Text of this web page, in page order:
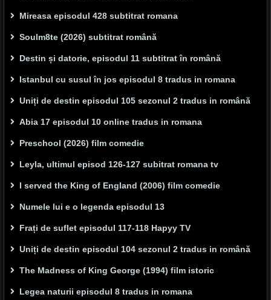
Mireasa episodul 428 subtitrat romana
Soulm8te (2026) subtitrat română
Destin și datorie, episodul 11 subtitrat în română
Istanbul cu susul în jos episodul 8 tradus in romana
Uniți de destin episodul 105 sezonul 2 tradus in română
Abia 17 episodul 10 online tradus in romana
Preschool (2026) film comedie
Leyla, ultimul episod 126-127 subitrat romana tv
I served the King of England (2006) film comedie
Numele lui e o legenda episodul 13
Frați de suflet episodul 117-118 Hapyy TV
Uniți de destin episodul 104 sezonul 2 tradus in română
The Madness of King George (1994) film istoric
Legea naturii episodul 8 tradus in romana